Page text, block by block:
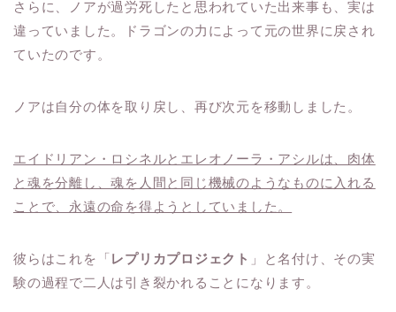
さらに、ノアが過労死したと思われていた出来事も、実は
違っていました。ドラゴンの力によって元の世界に戻され
ていたのです。
ノアは自分の体を取り戻し、再び次元を移動しました。
エイドリアン・ロシネルとエレオノーラ・アシルは、肉体
と魂を分離し、魂を人間と同じ機械のようなものに入れる
ことで、永遠の命を得ようとしていました。
彼らはこれを「レプリカプロジェクト 」と名付け、その実
験の過程で二人は引き裂かれることになります。